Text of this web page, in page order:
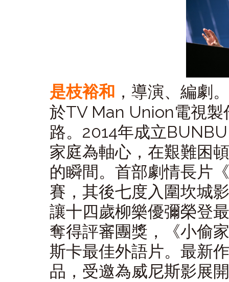
是枝裕和 ，導演、編劇
於TV Man Union電視製
路。2014年成立
家庭為軸心，在艱難困
的瞬間。首部劇情長片
賽，其後七度入圍坎城
讓十四歲柳樂優彌榮登
奪得評審團獎，《小偷
斯卡最佳外語片。最新
品，受邀為威尼斯影展